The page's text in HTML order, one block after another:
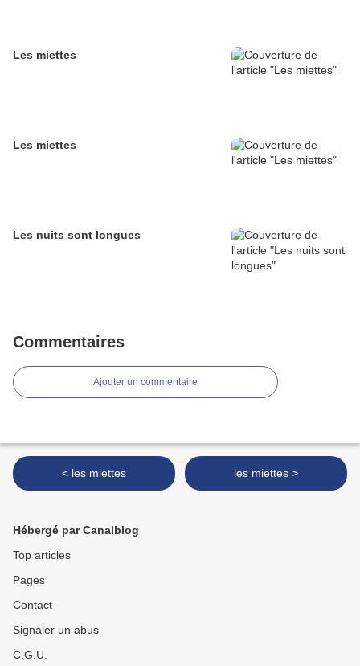
Les miettes
Les miettes
Les nuits sont longues
Commentaires
Ajouter un commentaire
< les miettes les miettes >
Hébergé par Canalblog
Top articles
Pages
Contact
Signaler un abus
C.G.U.